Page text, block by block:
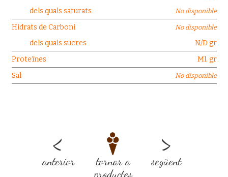
dels quals saturats
No disponible
Hidrats de Carboni No disponible
dels quals sucres
N/D gr
Proteïnes
Ml. gr
Sal
No disponible
<
anterior
tornar a
productes
>
següent